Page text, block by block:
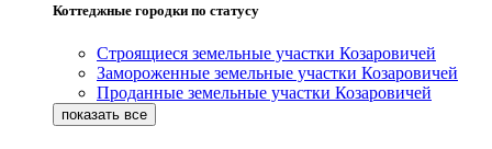
Коттеджные городки по статусу
Строящиеся земельные участки Козаровичей
Замороженные земельные участки Козаровичей
Проданные земельные участки Козаровичей